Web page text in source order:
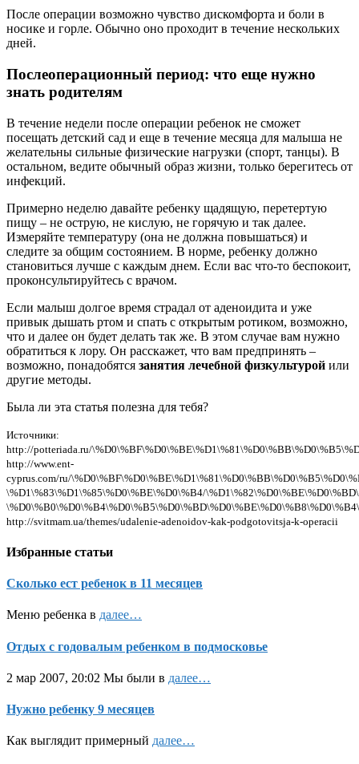
После операции возможно чувство дискомфорта и боли в
носике и горле. Обычно оно проходит в течение нескольких
дней.
Послеоперационный период: что еще нужно
знать родителям
В течение недели после операции ребенок не сможет
посещать детский сад и еще в течение месяца для малыша не
желательны сильные физические нагрузки (спорт, танцы). В
остальном, ведите обычный образ жизни, только берегитесь от
инфекций.
Примерно неделю давайте ребенку щадящую, перетертую
пищу – не острую, не кислую, не горячую и так далее.
Измеряйте температуру (она не должна повышаться) и
следите за общим состоянием. В норме, ребенку должно
становиться лучше с каждым днем. Если вас что-то беспокоит,
проконсультируйтесь с врачом.
Если малыш долгое время страдал от аденоидита и уже
привык дышать ртом и спать с открытым ротиком, возможно,
что и далее он будет делать так же. В этом случае вам нужно
обратиться к лору. Он расскажет, что вам предпринять –
возможно, понадобятся занятия лечебной физкультурой или
другие методы.
Была ли эта статья полезна для тебя?
Источники:
http://potteriada.ru/
http://www.ent-
cyprus.com/ru/
\%D1\%83\%D1\%85\%D0\%BE\%D0\%B4/
http://svitmam.ua/themes/udalenie-adenoidov-kak-podgotovitsja-k-operacii
Избранные статьи
Сколько ест ребенок в 11 месяцев
Меню ребенка в далее…
Отдых с годовалым ребенком в подмосковье
2 мар 2007, 20:02 Мы были в далее…
Нужно ребенку 9 месяцев
Как выглядит примерный далее…